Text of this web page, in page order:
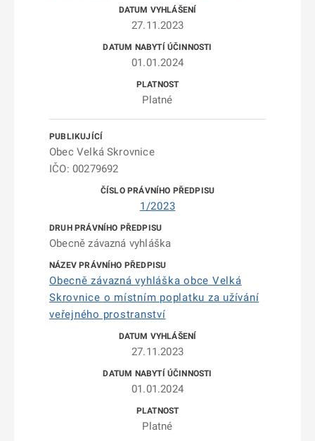
27.11.2023
01.01.2024
Platné
Obec Velká Skrovnice
IČO: 00279692
1/2023
Obecně závazná vyhláška
Obecně závazná vyhláška obce Velká
Skrovnice o místním poplatku za užívání
veřejného prostranství
27.11.2023
01.01.2024
Platné